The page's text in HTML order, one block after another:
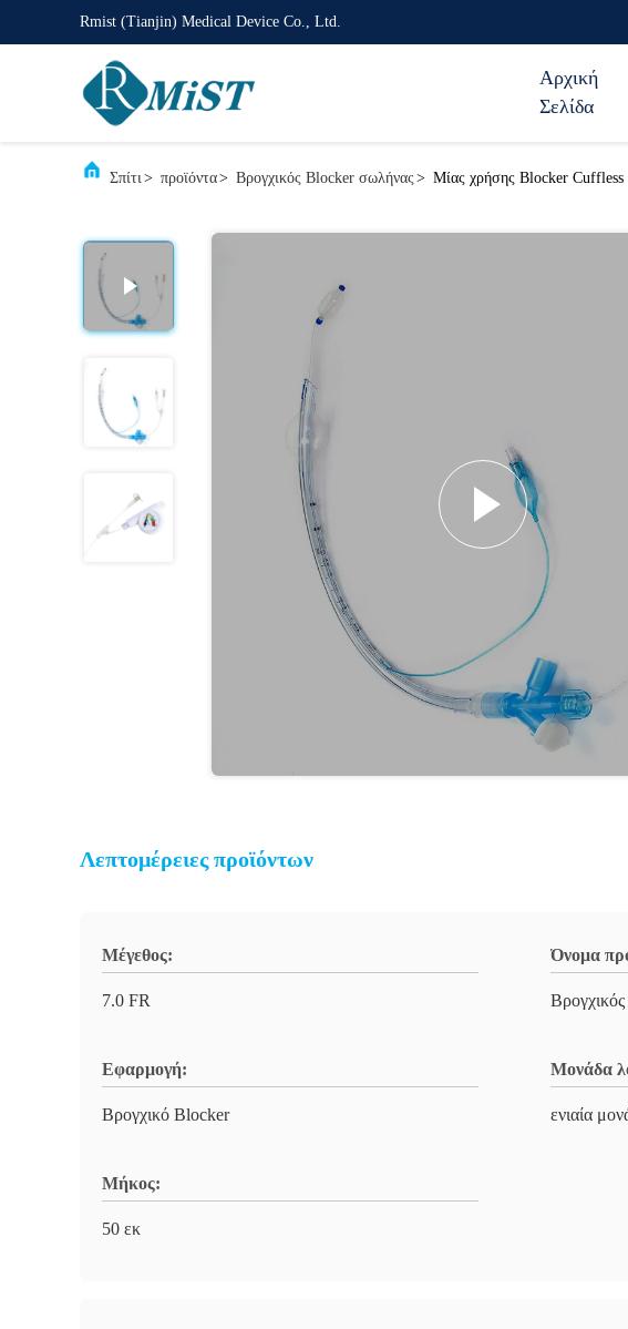
Rmist (Tianjin) Medical Device Co., Ltd.
Αρχική
Σελίδα
Σπίτι> προϊόντα> Βρογχικός Blocker σωλήνας > Μίας χρήσης Blocker Cuffless
Λεπτομέρειες προϊόντων
Μέγεθος:
7.0 FR
Όνομα
Εφαρμογή:
Βρογχικό Blocker
Μονάδα
ενιαία
Μήκος:
50 εκ